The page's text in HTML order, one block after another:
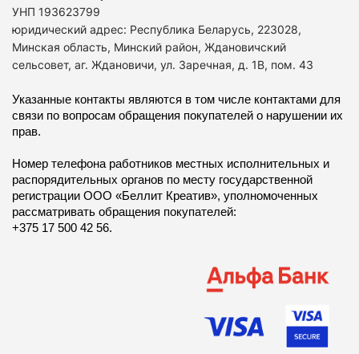
УНП 193623799
юридический адрес: Республика Беларусь, 223028,
Минская область, Минский район, Ждановичский
сельсовет, аг. Ждановичи, ул. Заречная, д. 1В, пом. 43
Указанные контакты являются в том числе контактами для
связи по вопросам обращения покупателей о нарушении их
прав.
Номер телефона работников местных исполнительных и
распорядительных органов по месту государственной
регистрации ООО «Беллит Креатив», уполномоченных
рассматривать обращения покупателей:
+375 17 500 42 56.